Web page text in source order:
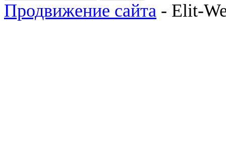
Продвижение сайта - Elit-